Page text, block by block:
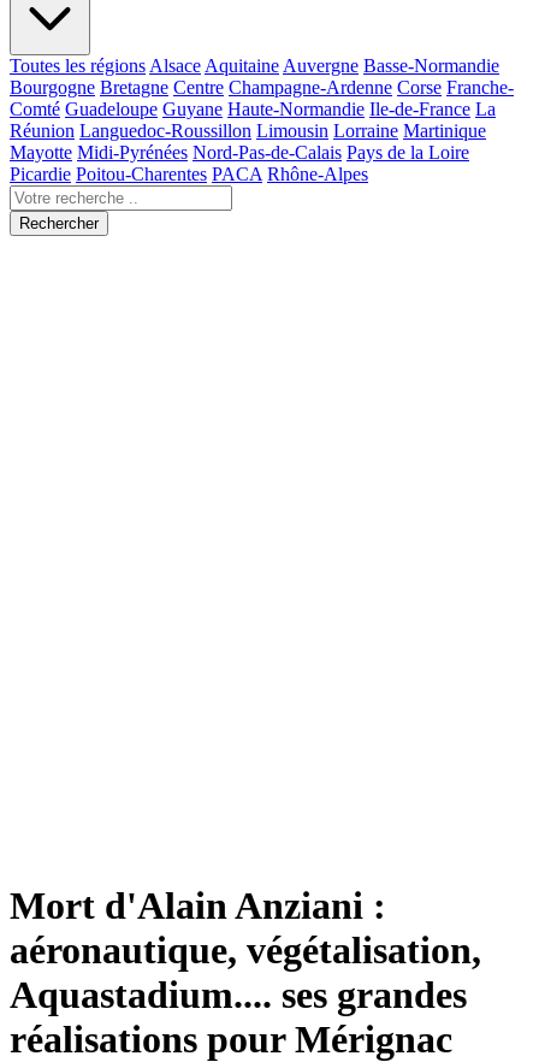
Toutes les régions Alsace Aquitaine Auvergne Basse-Normandie
Bourgogne Bretagne Centre Champagne-Ardenne Corse Franche-
Comté Guadeloupe Guyane Haute-Normandie Ile-de-France La
Réunion Languedoc-Roussillon Limousin Lorraine Martinique
Mayotte Midi-Pyrénées Nord-Pas-de-Calais Pays de la Loire
Picardie Poitou-Charentes PACA Rhône-Alpes
Rechercher
Mort d'Alain Anziani :
aéronautique, végétalisation,
Aquastadium.... ses grandes
réalisations pour Mérignac